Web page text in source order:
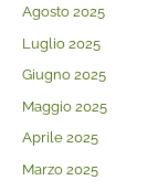
Agosto 2025
Luglio 2025
Giugno 2025
Maggio 2025
Aprile 2025
Marzo 2025